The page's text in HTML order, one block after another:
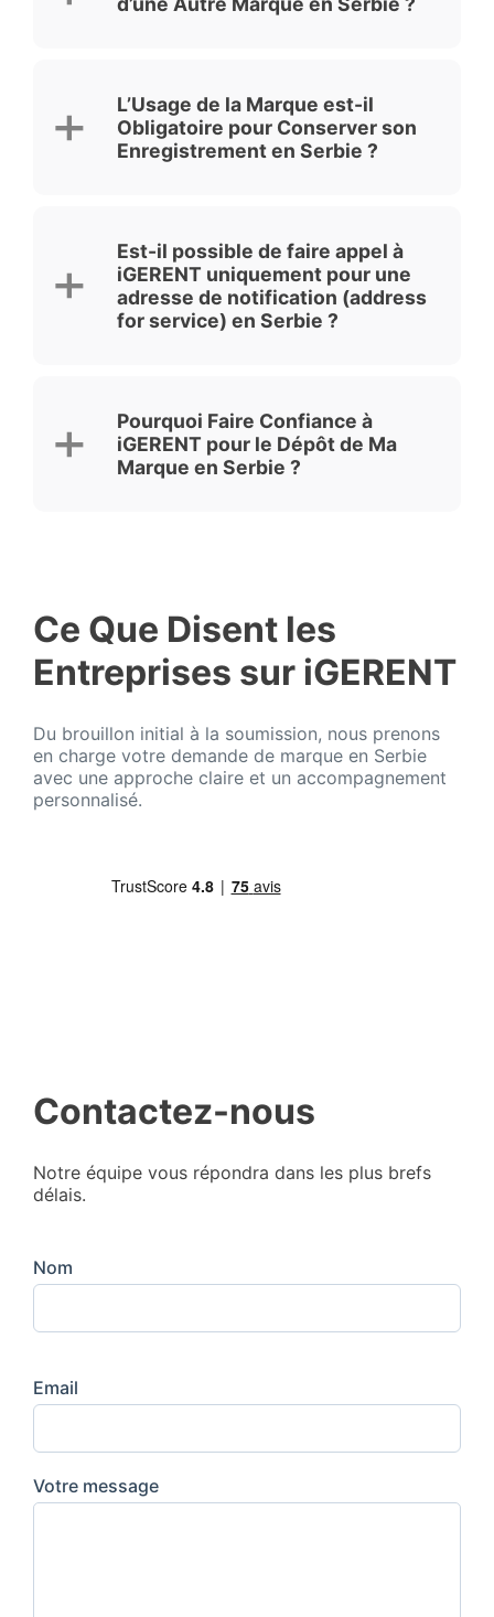
L’Usage de la Marque est-il
Obligatoire pour Conserver son
Enregistrement en Serbie ?
Est-il possible de faire appel à
iGERENT uniquement pour une
adresse de notification (address
for service) en Serbie ?
Pourquoi Faire Confiance à
iGERENT pour le Dépôt de Ma
Marque en Serbie ?
Ce Que Disent les
Entreprises sur iGERENT
Du brouillon initial à la soumission, nous prenons
en charge votre demande de marque en Serbie
avec une approche claire et un accompagnement
personnalisé.
Contactez-nous
Notre équipe vous répondra dans les plus brefs
délais.
Nom
Email
Votre message